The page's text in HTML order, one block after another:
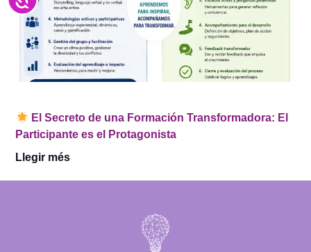
El Secreto de una Formación Transformadora: El
Participante es el Protagonista
Llegir més